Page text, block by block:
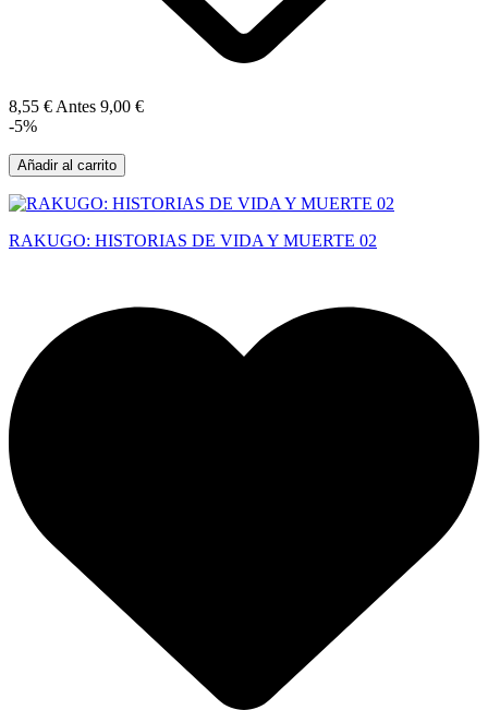
8,55 €Antes 9,00 €
-5%
Añadir al carrito
RAKUGO: HISTORIAS DE VIDA Y MUERTE 02